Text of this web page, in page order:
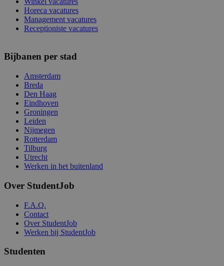
Horeca vacatures
Management vacatures
Receptioniste vacatures
Bijbanen per stad
Amsterdam
Breda
Den Haag
Eindhoven
Groningen
Leiden
Nijmegen
Rotterdam
Tilburg
Utrecht
Werken in het buitenland
Over StudentJob
F.A.Q.
Contact
Over StudentJob
Werken bij StudentJob
Studenten